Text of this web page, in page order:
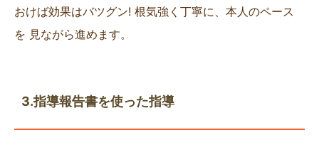
おけば効果はバツグン! 根気強く丁寧に、本人のペース
を 見ながら進めます。
3.指導報告書を使った指導